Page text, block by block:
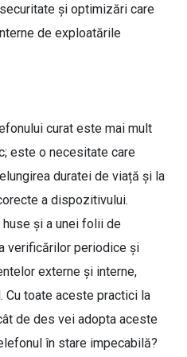
și optimizări care
de exploatările
curat este mai mult
este o necesitate care
duratei de viață și la
a dispozitivului.
și a unei folii de
verificărilor periodice și
externe și interne,
Cu toate aceste practici la
de des vei adopta aceste
în stare impecabilă?